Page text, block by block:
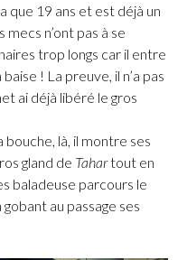
que 19 ans et est déjà un
n’ont pas à se
trop longs car il entre
! La preuve, il n’a pas
ai déjà libéré le gros
bouche, là, il montre ses
gland de Tahartout en
baladeuse parcours le
au passage ses